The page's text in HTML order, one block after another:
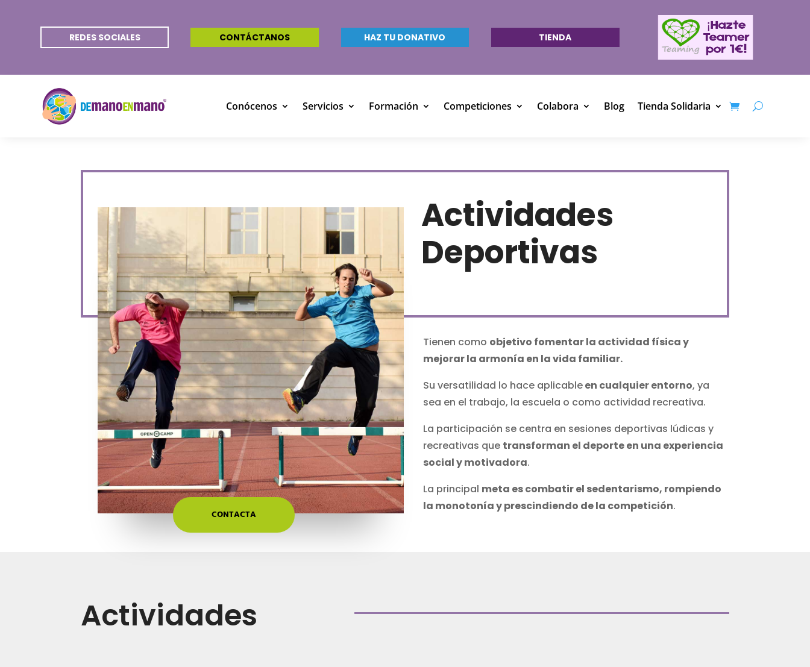
REDES SOCIALES CONTÁCTANOS HAZ TU DONATIVO TIENDA
Conócenos Servicios Formación Competiciones Colabora Blog Tienda Solidaria
Actividades
Deportivas
CONTACTA
Tienen como objetivo fomentar la actividad física y
mejorar la armonía en la vida familiar.
Su versatilidad lo hace aplicableen cualquier entorno, ya
sea en el trabajo, la escuela o como actividad recreativa.
La participación se centra en sesiones deportivas lúdicas y
recreativas que transforman el deporte en una experiencia
social y motivadora.
La principal meta es combatir el sedentarismo, rompiendo
la monotonía y prescindiendo de la competición.
Actividades